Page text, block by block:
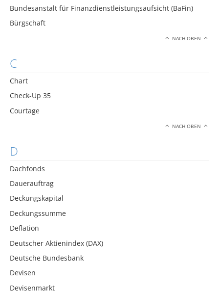
Bundesanstalt für Finanzdienstleistungsaufsicht (BaFin)
Bürgschaft
NACH OBEN
C
Chart
Check-Up 35
Courtage
NACH OBEN
D
Dachfonds
Dauerauftrag
Deckungskapital
Deckungssumme
Deflation
Deutscher Aktienindex (DAX)
Deutsche Bundesbank
Devisen
Devisenmarkt